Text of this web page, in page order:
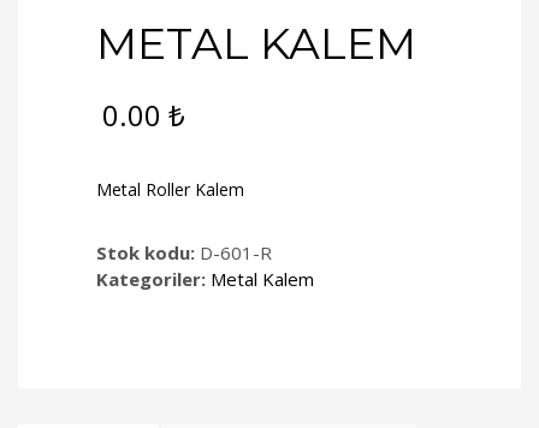
METAL KALEM
0.00 ₺
Metal Roller Kalem
Stok kodu: D-601-R
Kategoriler: Metal Kalem